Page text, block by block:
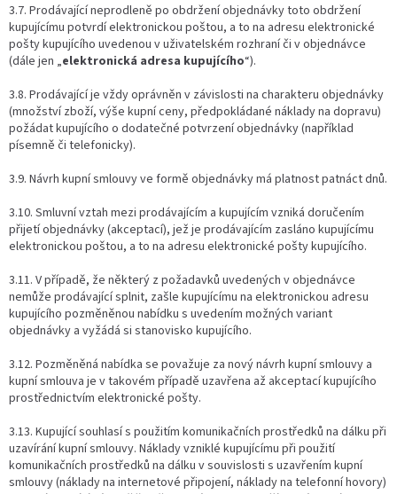
3.7. Prodávající neprodleně po obdržení objednávky toto obdržení
kupujícímu potvrdí elektronickou poštou, a to na adresu elektronické
pošty kupujícího uvedenou v uživatelském rozhraní či v objednávce
(dále jen „elektronická adresa kupujícího“).
3.8. Prodávající je vždy oprávněn v závislosti na charakteru objednávky
(množství zboží, výše kupní ceny, předpokládané náklady na dopravu)
požádat kupujícího o dodatečné potvrzení objednávky (například
písemně či telefonicky).
3.9. Návrh kupní smlouvy ve formě objednávky má platnost patnáct dnů.
3.10. Smluvní vztah mezi prodávajícím a kupujícím vzniká doručením
přijetí objednávky (akceptací), jež je prodávajícím zasláno kupujícímu
elektronickou poštou, a to na adresu elektronické pošty kupujícího.
3.11. V případě, že některý z požadavků uvedených v objednávce
nemůže prodávající splnit, zašle kupujícímu na elektronickou adresu
kupujícího pozměněnou nabídku s uvedením možných variant
objednávky a vyžádá si stanovisko kupujícího.
3.12. Pozměněná nabídka se považuje za nový návrh kupní smlouvy a
kupní smlouva je v takovém případě uzavřena až akceptací kupujícího
prostřednictvím elektronické pošty.
3.13. Kupující souhlasí s použitím komunikačních prostředků na dálku při
uzavírání kupní smlouvy. Náklady vzniklé kupujícímu při použití
komunikačních prostředků na dálku v souvislosti s uzavřením kupní
smlouvy (náklady na internetové připojení, náklady na telefonní hovory)